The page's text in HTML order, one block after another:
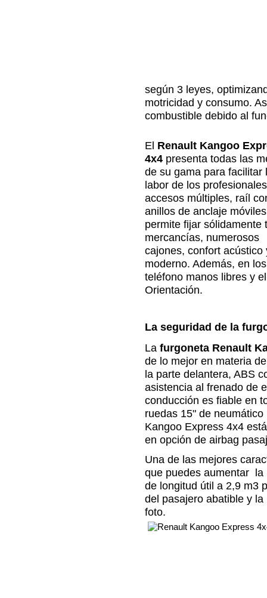
según 3 leyes,
motricidad y consumo.
combustible debido al
El Renault Kangoo
4x4 presenta todas las
de su gama para facilitar
labor de los
accesos múltiples, raíl
anillos de anclaje
permite fijar sólidamente
mercancías, numerosos
cajones, confort
moderno. Además, en
teléfono manos libres y
Orientación.
La seguridad de la
La furgoneta Renault
de lo mejor en materia
la parte delantera, ABS
asistencia al frenado de
conducción es fiable en
ruedas 15" de
Kangoo Express 4x4
en opción de airbag
Una de las mejores
que puedes aumentar la
de longitud útil a 2,9 m3
del pasajero abatible y
foto.